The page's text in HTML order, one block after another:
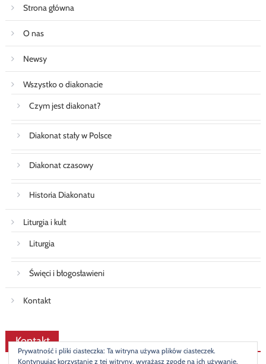
Strona główna
O nas
Newsy
Wszystko o diakonacie
Czym jest diakonat?
Diakonat stały w Polsce
Diakonat czasowy
Historia Diakonatu
Liturgia i kult
Liturgia
Święci i błogosławieni
Kontakt
Kontakt
Prywatność i pliki ciasteczka: Ta witryna używa plików ciasteczek.
Kontynuując korzystanie z tej witryny, wyrażasz zgodę na ich używanie.